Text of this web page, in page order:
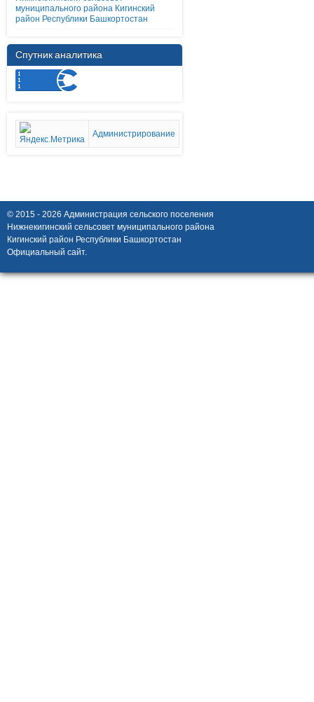
муниципального района Кигинский
район Республики Башкортостан
Спутник аналитика
Администрирование
© 2015 - 2026 Администрация сельского поселения
Нижнекигинский сельсовет муниципального района
Кигинский район Республики Башкортостан
Официальный сайт.